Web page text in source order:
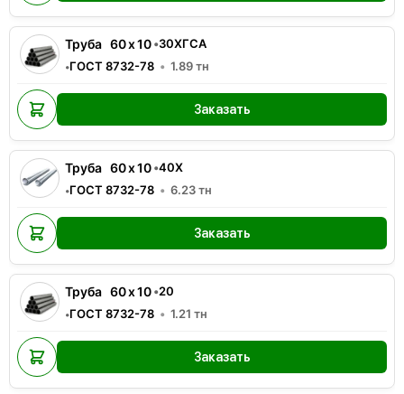
Труба 60x10•30ХГСА
•ГОСТ 8732-78 1.89тн
Заказать
Труба 60x10•40Х
•ГОСТ 8732-78 6.23тн
Заказать
Труба 60x10•20
•ГОСТ 8732-78 1.21 тн
Заказать